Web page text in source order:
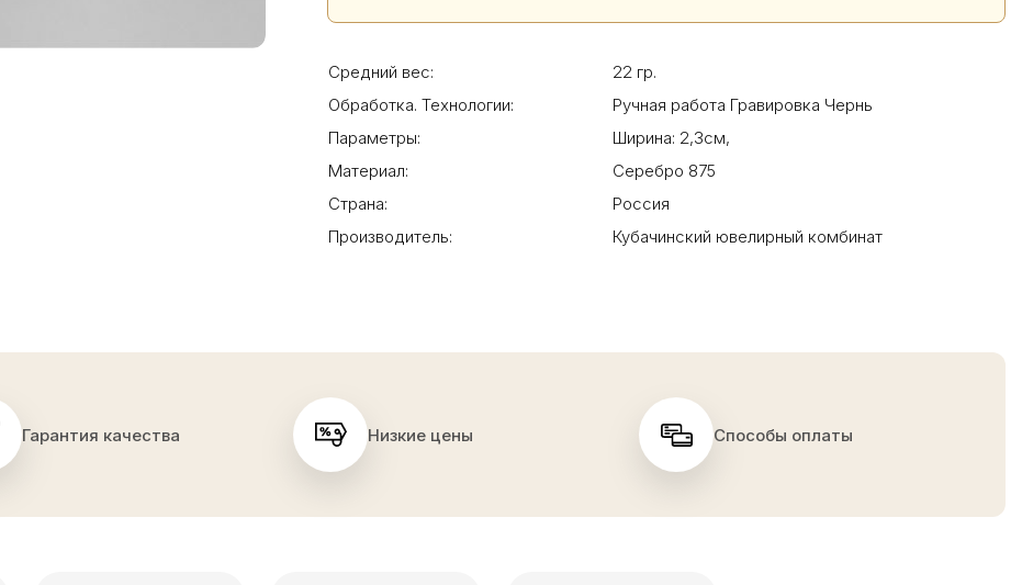
Средний вес:
22 гр.
Обработка. Технологии:
Ручная работа Гравировка Чернь
Параметры:
Ширина: 2,3см,
Материал:
Серебро 875
Страна:
Россия
Производитель:
Кубачинский ювелирный комбинат
Гарантия качества Низкие цены Способы оплаты